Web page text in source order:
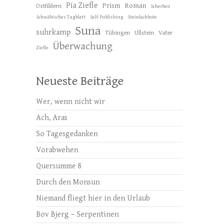
Ostfildern Pia Ziefle Prism Roman
Scherben
Schwäbisches Tagblatt
Self-Publishing Steinlachbote
suhrkamp Suna Tübingen Ullstein Vater
Ziefle Überwachung
Neueste Beiträge
Wer, wenn nicht wir
Ach, Aras
So Tagesgedanken
Vorabwehen
Quersumme 8
Durch den Monsun
Niemand fliegt hier in den Urlaub
Bov Bjerg – Serpentinen